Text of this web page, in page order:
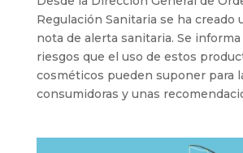
Regulación Sanitaria se ha creado
nota de alerta sanitaria. Se
riesgos que el uso de estos
cosméticos pueden suponer para
consumidoras y unas